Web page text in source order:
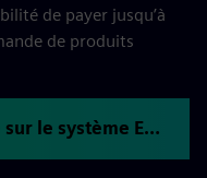
de payer jusqu’à
de produits
Téléchargez notre brochure sur le système EPT de Siemens